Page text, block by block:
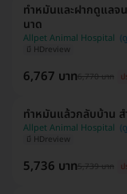
มี HDreview
ทำหมันและฝากดูแลจ
นาด
Allpet Animal Hospital
6,767 บาท6,770 บาท
มี HDreview
ทำหมันแล้วกลับบ้าน
Allpet Animal Hospital
5,736 บาท5,739 บาท